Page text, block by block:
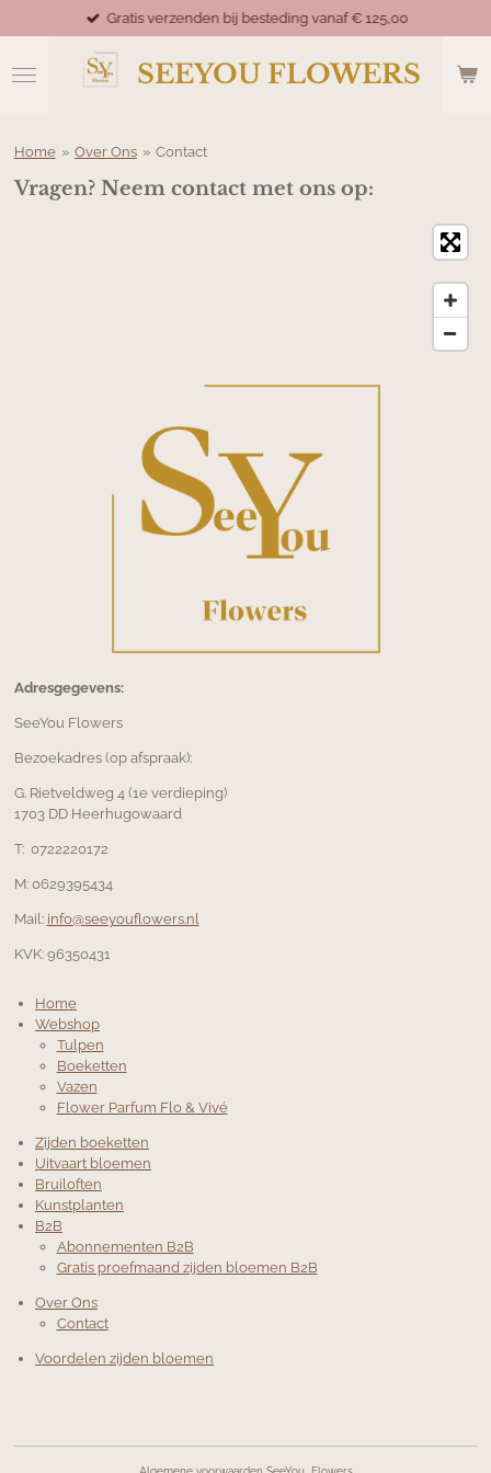
direct
de
SEEYOU FLOWERS
Gratis verzenden bij besteding vanaf € 125,00
Home » Over Ons » Contact
Vragen? Neem contact met ons op:
Adresgegevens:
SeeYou Flowers
Bezoekadres (op afspraak):
G. Rietveldweg 4 (1e verdieping)
1703 DD Heerhugowaard
T: 0722220172
M: 0629395434
Mail: info@seeyouflowers.nl
KVK: 96350431
Home
Webshop
Tulpen
Boeketten
Vazen
Flower Parfum Flo & Vivé
Zijden boeketten
Uitvaart bloemen
Bruiloften
Kunstplanten
B2B
Abonnementen B2B
Gratis proefmaand zijden bloemen B2B
Over Ons
Contact
Voordelen zijden bloemen